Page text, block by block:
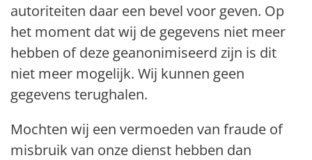
autoriteiten daar een bevel voor geven. Op
het moment dat wij de gegevens niet meer
hebben of deze geanonimiseerd zijn is dit
niet meer mogelijk. Wij kunnen geen
gegevens terughalen.
Mochten wij een vermoeden van fraude of
misbruik van onze dienst hebben dan